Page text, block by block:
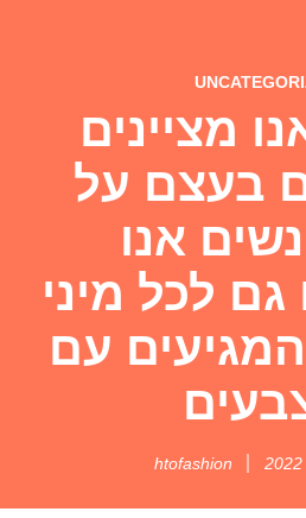
מציינים
בעצם על
אנו
גם לכל מיני
עם
htofashion